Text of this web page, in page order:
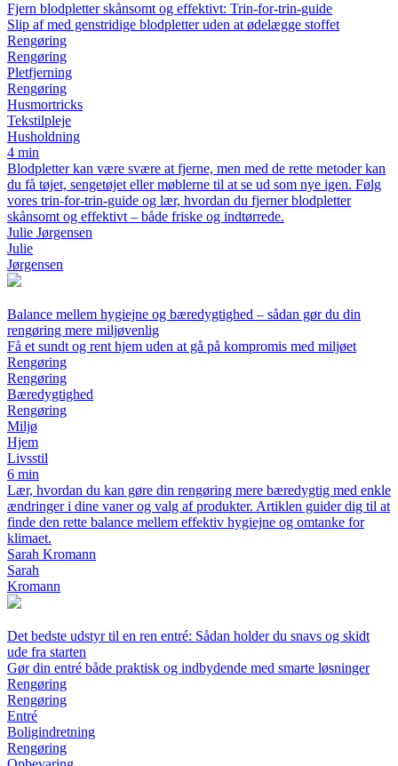
Fjern blodpletter skånsomt og effektivt: Trin-for-trin-guide
Slip af med genstridige blodpletter uden at ødelægge stoffet
Rengøring
Rengøring
Pletfjerning
Rengøring
Husmortricks
Tekstilpleje
Husholdning
4 min
Blodpletter kan være svære at fjerne, men med de rette metoder kan
du få tøjet, sengetøjet eller møblerne til at se ud som nye igen. Følg
vores trin-for-trin-guide og lær, hvordan du fjerner blodpletter
skånsomt og effektivt – både friske og indtørrede.
Julie Jørgensen
Julie
Jørgensen
Balance mellem hygiejne og bæredygtighed – sådan gør du din
rengøring mere miljøvenlig
Få et sundt og rent hjem uden at gå på kompromis med miljøet
Rengøring
Rengøring
Bæredygtighed
Rengøring
Miljø
Hjem
Livsstil
6 min
Lær, hvordan du kan gøre din rengøring mere bæredygtig med enkle
ændringer i dine vaner og valg af produkter. Artiklen guider dig til at
finde den rette balance mellem effektiv hygiejne og omtanke for
klimaet.
Sarah Kromann
Sarah
Kromann
Det bedste udstyr til en ren entré: Sådan holder du snavs og skidt
ude fra starten
Gør din entré både praktisk og indbydende med smarte løsninger
Rengøring
Rengøring
Entré
Boligindretning
Rengøring